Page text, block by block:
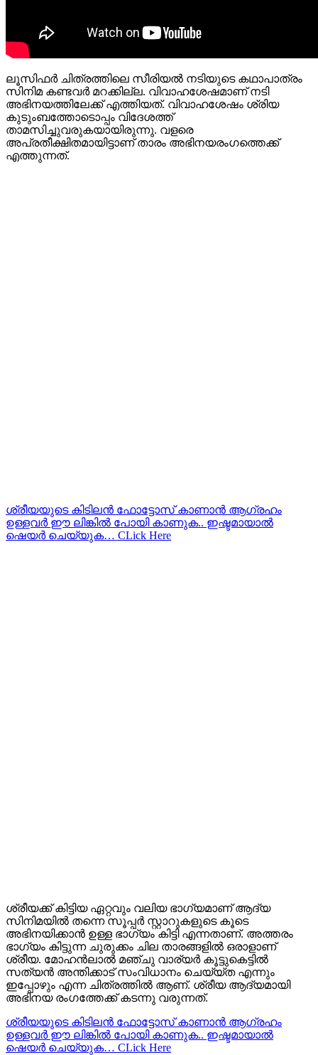
ലൂസിഫർ ചിത്രത്തിലെ സീരിയൽ നടിയുടെ കഥാപാത്രം
സിനിമ കണ്ടവർ മറക്കില്ല. വിവാഹശേഷമാണ് നടി
അഭിനയത്തിലേക്ക് എത്തിയത്. വിവാഹശേഷം ശ്രിയ
കുടുംബത്തോടൊപ്പം വിദേശത്ത്
താമസിച്ചുവരുകയായിരുന്നു. വളരെ
അപ്രതീക്ഷിതമായിട്ടാണ് താരം അഭിനയരംഗത്തെക്ക്
എത്തുന്നത്.
ശ്രീയയുടെ കിടിലന്‍ ഫോട്ടോസ് കാണാന്‍ ആഗ്രഹം
ഉള്ളവര്‍ ഈ ലിങ്കില്‍ പോയി കാണുക.. ഇഷ്ടമായാല്‍
ഷെയര്‍ ചെയ്യുക… CLick Here
ശ്രീയക്ക് കിട്ടിയ ഏറ്റവും വലിയ ഭാഗ്യമാണ് ആദ്യ
സിനിമയിൽ തന്നെ സൂപ്പർ സ്റ്റാറുകളുടെ കൂടെ
അഭിനയിക്കാൻ ഉള്ള ഭാഗ്യം കിട്ടി എന്നതാണ്. അത്തരം
ഭാഗ്യം കിട്ടുന്ന ചുരുക്കം ചില താരങ്ങളില്‍ ഒരാളാണ്
ശ്രീയ. മോഹന്‍ലാല്‍ മഞ്ചു വാര്യര്‍ കൂട്ടുകെട്ടില്‍
സത്യന്‍ അന്തിക്കാട് സംവിധാനം ചെയ്യ്ത എന്നും
ഇപ്പോഴും എന്ന ചിത്രത്തില്‍ ആണ്. ശ്രീയ ആദ്യമായി
അഭിനയ രംഗത്തേക്ക് കടന്നു വരുന്നത്.
ശ്രീയയുടെ കിടിലന്‍ ഫോട്ടോസ് കാണാന്‍ ആഗ്രഹം
ഉള്ളവര്‍ ഈ ലിങ്കില്‍ പോയി കാണുക.. ഇഷ്ടമായാല്‍
ഷെയര്‍ ചെയ്യുക… CLick Here